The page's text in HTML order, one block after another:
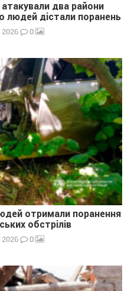
атакували два райони
людей дістали поранень
2026 0
отримали поранення
обстрілів
2026 0